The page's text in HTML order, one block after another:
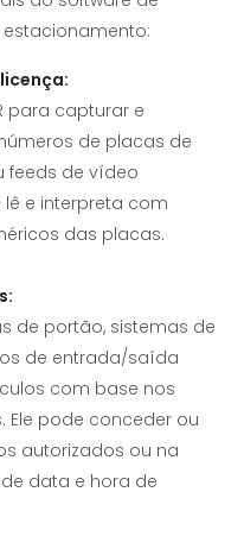
estacionamento:
para capturar e
de placas de
feeds de vídeo
lê e interpreta com
das placas.
de portão, sistemas de
de entrada/saída
com base nos
pode conceder ou
autorizados ou na
data e hora de